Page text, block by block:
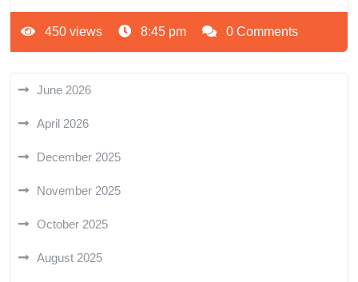
450 views 8:45 pm 0 Comments
June 2026
April 2026
December 2025
November 2025
October 2025
August 2025